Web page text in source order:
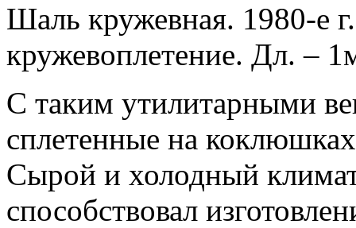
Шаль кружевная. 1980-е
кружевоплетение. Дл. –
С таким утилитарными
сплетенные на
Сырой и холодный
способствовал